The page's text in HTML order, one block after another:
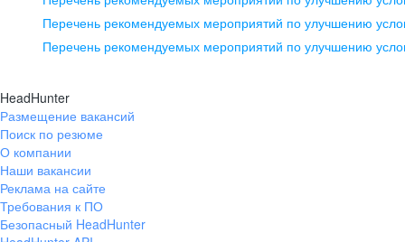
pr@ural.hh.ru
помещение 21
+7 383 207-94-64
pr@nsk.hh.ru
Перечень рекомендуемых мероприятий по улучшению
Перечень рекомендуемых мероприятий по улучшению
HeadHunter
Размещение вакансий
Поиск по резюме
О компании
Наши вакансии
Реклама на сайте
Требования к ПО
Безопасный HeadHunter